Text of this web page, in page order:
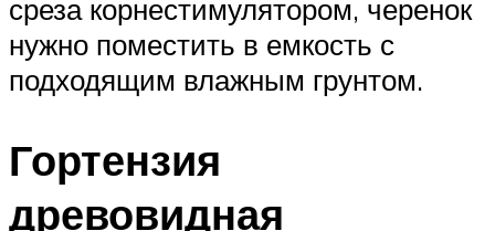
среза корнестимулятором, черенок
нужно поместить в емкость с
подходящим влажным грунтом.
Гортензия
древовидная